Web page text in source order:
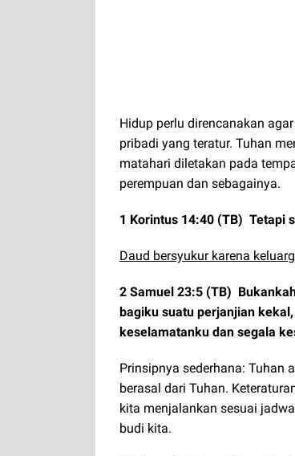
Hidup perlu direncanakan
pribadi yang teratur. Tuhan
matahari diletakan pada
perempuan dan sebagainya.
1 Korintus 14:40 (TB) Tetapi
Daud bersyukur karena
2 Samuel 23:5 (TB)
bagiku suatu perjanjian
keselamatanku dan segala
Prinsipnya sederhana: Tuhan
berasal dari Tuhan.
kita menjalankan sesuai
budi kita.